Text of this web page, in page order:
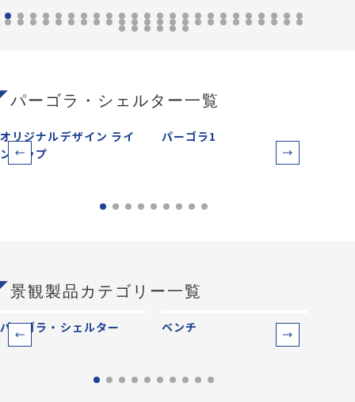
パーゴラ・シェルター一覧
オリジナルデザイン ライ
ンアップ
パーゴラ1
景観製品カテゴリー一覧
パーゴラ・シェルター ベンチ